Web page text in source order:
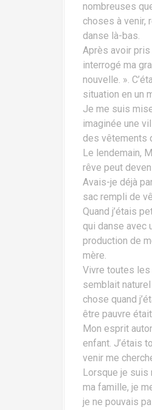
nombreuses
choses à venir,
danse là-bas.
Après avoir pris
interrogé ma
nouvelle. ».
situation en un
Je me suis
imaginée une
des vêtements
Le lendemain,
rêve peut
Avais-je déjà
sac rempli de
Quand j’étais
qui danse avec
production de
mère.
Vivre toutes les
semblait
chose quand
être pauvre
Mon esprit
enfant. J’étais
venir me
Lorsque je suis
ma famille, je
je ne pouvais